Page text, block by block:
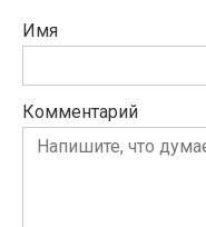
Имя
Комментарий